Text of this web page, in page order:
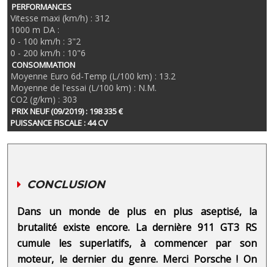
PERFORMANCES
Vitesse maxi (km/h) : 312
1000 m DA :
0 - 100 km/h : 3"2
0 - 200 km/h : 10"6
CONSOMMATION
Moyenne Euro 6d-Temp (L/100 km) : 13.2
Moyenne de l'essai (L/100 km) : N.M.
CO2 (g/km) : 303
PRIX NEUF (09/2019) : 198 335 €
PUISSANCE FISCALE : 44 CV
CONCLUSION
Dans un monde de plus en plus aseptisé, la
brutalité existe encore. La dernière 911 GT3 RS
cumule les superlatifs, à commencer par son
moteur, le dernier du genre. Merci Porsche ! On